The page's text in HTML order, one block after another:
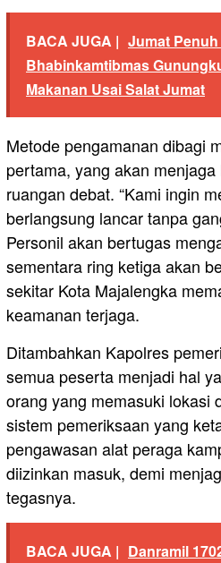
BACA JUGA | Jumat
Bhabinkamtibmas
Makanan Usai Salat Jumat
Metode pengamanan dibagi
pertama, yang akan
ruangan debat. “Kami ingin
berlangsung lancar tanpa
Personil akan bertugas
sementara ring ketiga akan
sekitar Kota Majalengka
keamanan terjaga.
Ditambahkan Kapolres
semua peserta menjadi hal
orang yang memasuki lokasi
sistem pemeriksaan yang
pengawasan alat peraga
diizinkan masuk, demi
tegasnya.
BACA JUGA | Danramil